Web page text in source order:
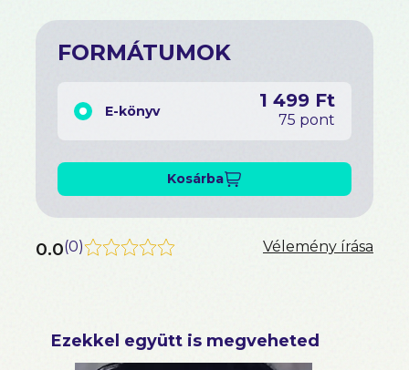
FORMÁTUMOK
E-könyv 1 499 Ft
75 pont
Kosárba
0.0(0) Vélemény írása
Ezekkel együtt is megveheted